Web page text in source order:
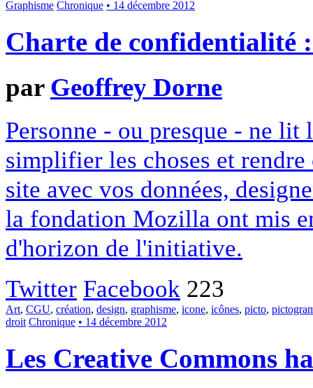
Graphisme Chronique • 14 décembre 2012
Charte de confidentialité
par Geoffrey Dorne
Personne - ou presque - ne
simplifier les choses et
site avec vos données,
la fondation Mozilla ont mis
d'horizon de l'initiative.
Twitter Facebook 223
Art, CGU, création, design, graphisme, icone, icônes, picto,
droit Chronique • 14 décembre 2012
Les Creative Commons